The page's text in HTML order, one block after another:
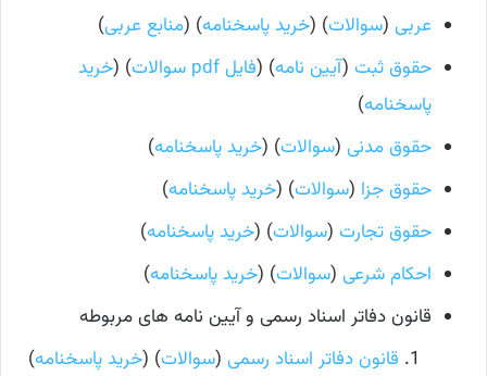
عربی (سوالات) (خرید پاسخنامه) (منابع عربی)
حقوق ثبت (آیین نامه) (فایل pdf سوالات ) (خرید
پاسخنامه)
حقوق مدنی (سوالات) (خرید پاسخنامه)
حقوق جزا (سوالات) (خرید پاسخنامه)
حقوق تجارت (سوالات) (خرید پاسخنامه)
احکام شرعی (سوالات) (خرید پاسخنامه)
قانون دفاتر اسناد رسمی و آیین نامه‌ های مربوطه
قانون دفاتر اسناد رسمی (سوالات) (خرید پاسخنامه)